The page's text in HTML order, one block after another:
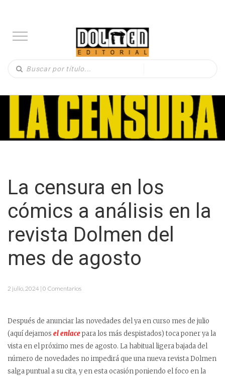
La censura en los
cómics a análisis en la
revista Dolmen del
mes de agosto
2 julio, 2024 | 0 Comentarios
Después de anunciar las novedades del ya en curso mes de julio
(aquí dejamos el enlacepara los más despistados) toca poner ya la
vista en el próximo mes de agosto. La habitual ligera bajada del
número de novedades no impedirá que una nueva revista Dolmen
salga puntual a su cita, y en esta ocasión poniendo el foco en la